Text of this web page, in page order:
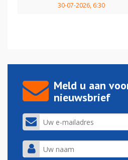
30-07-2026, 6:30
Meld u aan
nieuwsbrief